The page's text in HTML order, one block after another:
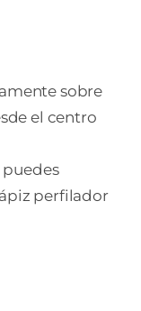
sobre
el centro
puedes
perfilador